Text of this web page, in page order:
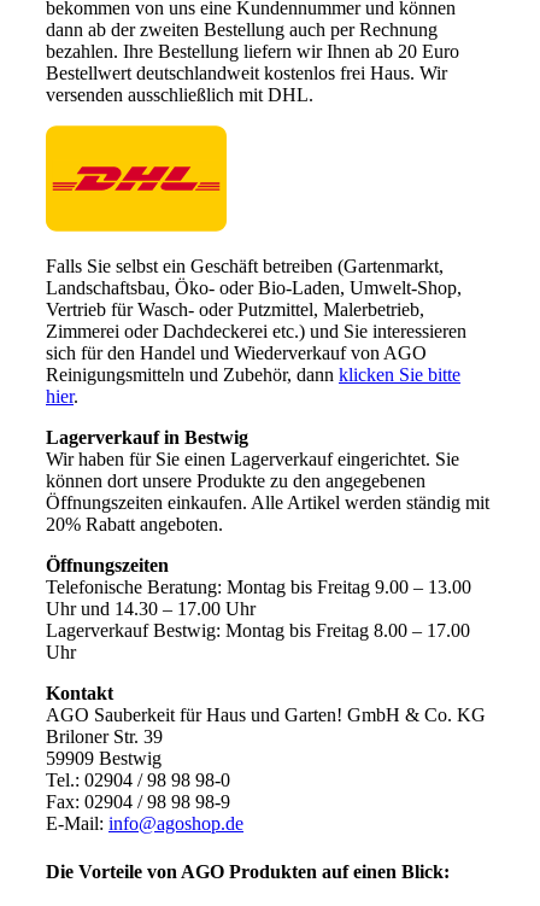
bekommen von uns eine Kundennummer und können
dann ab der zweiten Bestellung auch per Rechnung
bezahlen. Ihre Bestellung liefern wir Ihnen ab 20 Euro
Bestellwert deutschlandweit kostenlos frei Haus. Wir
versenden ausschließlich mit DHL.
Falls Sie selbst ein Geschäft betreiben (Gartenmarkt,
Landschaftsbau, Öko- oder Bio-Laden, Umwelt-Shop,
Vertrieb für Wasch- oder Putzmittel, Malerbetrieb,
Zimmerei oder Dachdeckerei etc.) und Sie interessieren
sich für den Handel und Wiederverkauf von AGO
Reinigungsmitteln und Zubehör, dann klicken Sie bitte
hier.
Lagerverkauf in Bestwig
Wir haben für Sie einen Lagerverkauf eingerichtet. Sie
können dort unsere Produkte zu den angegebenen
Öffnungszeiten einkaufen. Alle Artikel werden ständig mit
20% Rabatt angeboten.
Öffnungszeiten
Telefonische Beratung: Montag bis Freitag 9.00 – 13.00
Uhr und 14.30 – 17.00 Uhr
Lagerverkauf Bestwig: Montag bis Freitag 8.00 – 17.00
Uhr
Kontakt
AGO Sauberkeit für Haus und Garten! GmbH & Co. KG
Briloner Str. 39
59909 Bestwig
Tel.: 02904 / 98 98 98-0
Fax: 02904 / 98 98 98-9
E-Mail: info@agoshop.de
Die Vorteile von AGO Produkten auf einen Blick: